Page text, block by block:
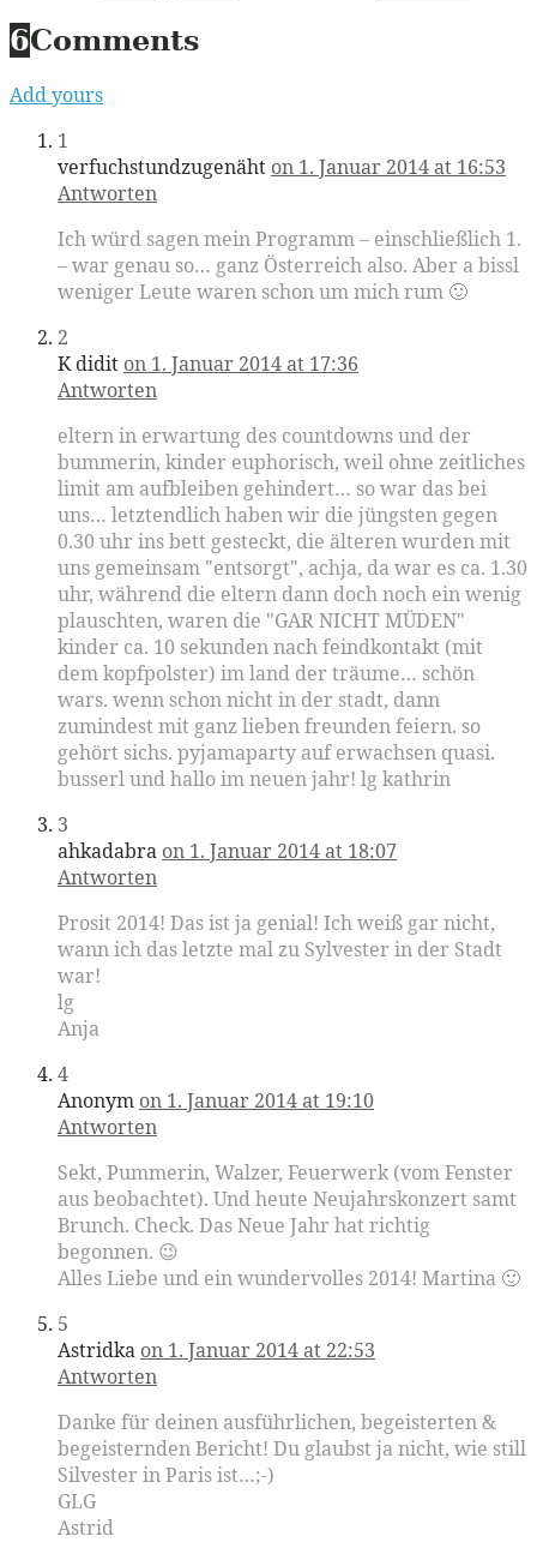
6Comments
Add yours
1
verfuchstundzugenäht on 1. Januar 2014 at 16:53
Antworten
Ich würd sagen mein Programm – einschließlich 1.
– war genau so… ganz Österreich also. Aber a bissl
weniger Leute waren schon um mich rum 🙂
2
K didit on 1. Januar 2014 at 17:36
Antworten
eltern in erwartung des countdowns und der
bummerin, kinder euphorisch, weil ohne zeitliches
limit am aufbleiben gehindert… so war das bei
uns… letztendlich haben wir die jüngsten gegen
0.30 uhr ins bett gesteckt, die älteren wurden mit
uns gemeinsam "entsorgt", achja, da war es ca. 1.30
uhr, während die eltern dann doch noch ein wenig
plauschten, waren die "GAR NICHT MÜDEN"
kinder ca. 10 sekunden nach feindkontakt (mit
dem kopfpolster) im land der träume… schön
wars. wenn schon nicht in der stadt, dann
zumindest mit ganz lieben freunden feiern. so
gehört sichs. pyjamaparty auf erwachsen quasi.
busserl und hallo im neuen jahr! lg kathrin
3
ahkadabra on 1. Januar 2014 at 18:07
Antworten
Prosit 2014! Das ist ja genial! Ich weiß gar nicht,
wann ich das letzte mal zu Sylvester in der Stadt
war!
lg
Anja
4
Anonym on 1. Januar 2014 at 19:10
Antworten
Sekt, Pummerin, Walzer, Feuerwerk (vom Fenster
aus beobachtet). Und heute Neujahrskonzert samt
Brunch. Check. Das Neue Jahr hat richtig
begonnen. 😉
Alles Liebe und ein wundervolles 2014! Martina 🙂
5
Astridka on 1. Januar 2014 at 22:53
Antworten
Danke für deinen ausführlichen, begeisterten &
begeisternden Bericht! Du glaubst ja nicht, wie still
Silvester in Paris ist…;-)
GLG
Astrid